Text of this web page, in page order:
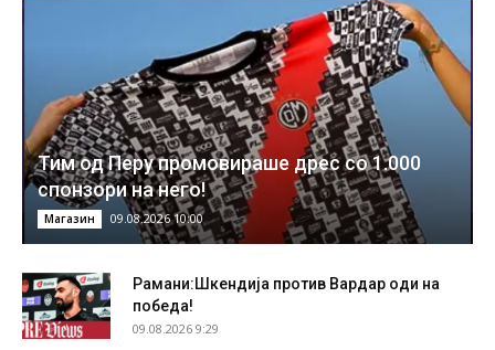
Тим од Перу промовираше дрес со 1.000
спонзори на него!
Магазин 09.08.2026 10:00
Рамани:Шкендија против Вардар оди на
победа!
09.08.2026 9:29